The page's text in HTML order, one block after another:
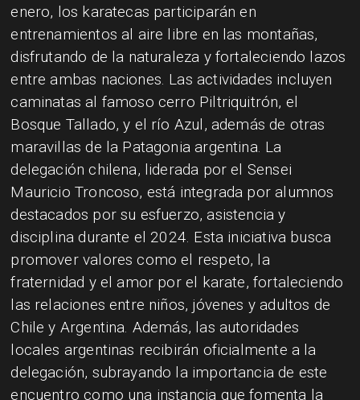
enero, los karatecas participarán en
entrenamientos al aire libre en las montañas,
disfrutando de la naturaleza y fortaleciendo lazos
entre ambas naciones. Las actividades incluyen
caminatas al famoso cerro Piltriquitrón, el
Bosque Tallado, y el río Azul, además de otras
maravillas de la Patagonia argentina. La
delegación chilena, liderada por el Sensei
Mauricio Troncoso, está integrada por alumnos
destacados por su esfuerzo, asistencia y
disciplina durante el 2024. Esta iniciativa busca
promover valores como el respeto, la
fraternidad y el amor por el karate, fortaleciendo
las relaciones entre niños, jóvenes y adultos de
Chile y Argentina. Además, las autoridades
locales argentinas recibirán oficialmente a la
delegación, subrayando la importancia de este
encuentro como una instancia que fomenta la